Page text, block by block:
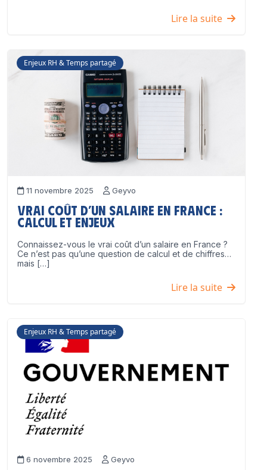
Lire la suite
Enjeux RH & Temps partagé
11 novembre 2025 Geyvo
Vrai coût d’un salaire en France :
calcul et enjeux
Connaissez-vous le vrai coût d’un salaire en France ?
Ce n’est pas qu’une question de calcul et de chiffres…
mais […]
Lire la suite
Enjeux RH & Temps partagé
6 novembre 2025 Geyvo